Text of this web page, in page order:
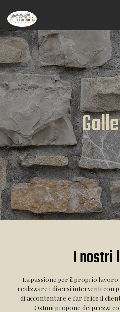
I nostri
La passione per il proprio lavoro
realizzare i diversi interventi con
di accontentare e far felice il
Ostuni propone dei prezzi